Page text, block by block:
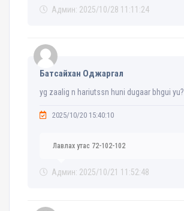
Админ: 2025/10/28 11:11:24
Батсайхан Оджаргал
yg zaalig n hariutssn huni dugaar bhgui yu?
2025/10/20 15:40:10
Лавлах утас 72-102-102
Админ: 2025/10/21 11:52:48